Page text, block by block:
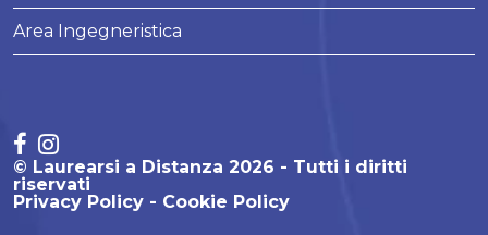
Area Ingegneristica
© Laurearsi a Distanza 2026 - Tutti i diritti
riservati
Privacy Policy
Cookie Policy